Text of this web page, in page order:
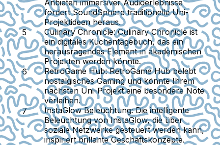
Anbieten immersiver Audioerlebnisse
fordert SoundSphere traditionelle Uni-
Projektideen heraus.
Culinary Chronicle: Culinary Chronicle ist
ein digitales Küchentagebuch, das ein
herausragendes Element in akademischen
Projekten werden könnte.
RetroGame Hub: RetroGame Hub belebt
nostalgisches Gaming und könnte Ihrem
nächsten Uni-Projekt eine besondere Note
verleihen.
InstaGlow Beleuchtung: Die intelligente
Beleuchtung von InstaGlow, die über
soziale Netzwerke gesteuert werden kann,
inspiriert brillante Geschäftskonzepte.